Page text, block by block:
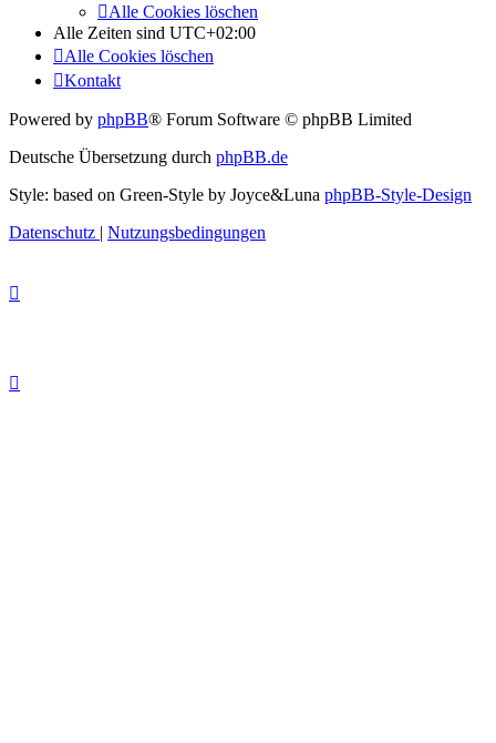
Alle Cookies löschen
Alle Zeiten sind UTC+02:00
Alle Cookies löschen
Kontakt
Powered by phpBB® Forum Software © phpBB Limited
Deutsche Übersetzung durch phpBB.de
Style: based on Green-Style by Joyce&Luna phpBB-Style-Design
Datenschutz | Nutzungsbedingungen